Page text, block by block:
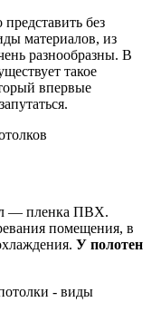
без
материалов, из
разнообразны. В
такое
впервые
— пленка ПВХ.
помещения, в
У полотен